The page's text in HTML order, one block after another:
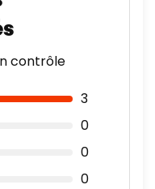
contrôle
3
0
0
0